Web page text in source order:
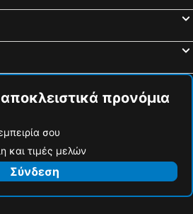
προνόμια
σου
και τιμές μελών
Σύνδεση